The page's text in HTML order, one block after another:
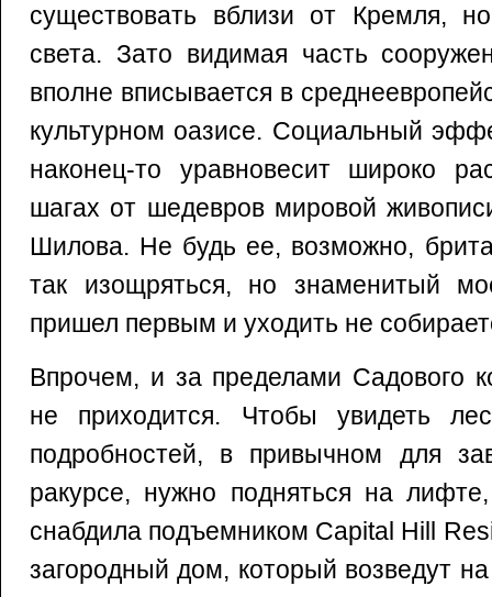
существовать вблизи от Кремля,
света. Зато видимая часть
вполне вписывается в
культурном оазисе. Социальный
наконец-то уравновесит широко
шагах от шедевров мировой
Шилова. Не будь ее, возможно,
так изощряться, но знаменитый
пришел первым и уходить не
Впрочем, и за пределами Садового
не приходится. Чтобы увидеть
подробностей, в привычном для
ракурсе, нужно подняться на
снабдила подъемником Capital Hill
загородный дом, который возведут